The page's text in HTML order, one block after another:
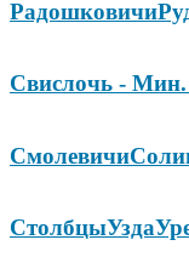
Радошковичи
Свислочь - Мин.
Смолевичи
СтолбцыУзда